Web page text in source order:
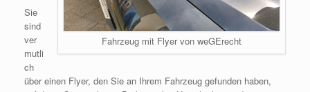
Fahrzeug mit Flyer von weGErecht
Sie
sind
ver
mutli
ch
über einen Flyer, den Sie an Ihrem Fahrzeug gefunden haben,